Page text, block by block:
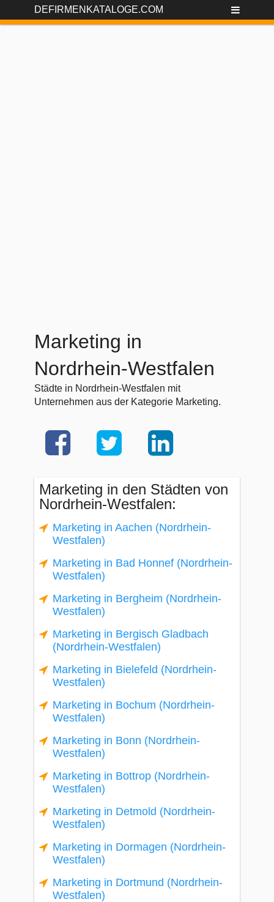
DEFIRMENKATALOGE.COM
Marketing in
Nordrhein-Westfalen
Städte in Nordrhein-Westfalen mit
Unternehmen aus der Kategorie Marketing.
Marketing in den Städten von
Nordrhein-Westfalen:
Marketing in Aachen (Nordrhein-
Westfalen)
Marketing in Bad Honnef (Nordrhein-
Westfalen)
Marketing in Bergheim (Nordrhein-
Westfalen)
Marketing in Bergisch Gladbach
(Nordrhein-Westfalen)
Marketing in Bielefeld (Nordrhein-
Westfalen)
Marketing in Bochum (Nordrhein-
Westfalen)
Marketing in Bonn (Nordrhein-
Westfalen)
Marketing in Bottrop (Nordrhein-
Westfalen)
Marketing in Detmold (Nordrhein-
Westfalen)
Marketing in Dormagen (Nordrhein-
Westfalen)
Marketing in Dortmund (Nordrhein-
Westfalen)